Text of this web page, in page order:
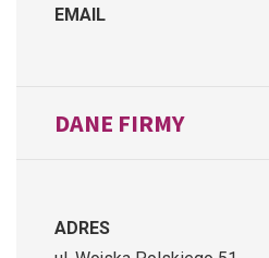
EMAIL
DANE FIRMY
ADRES